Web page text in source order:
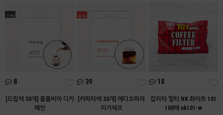
8
[드립백 30개] 콜롬비아 디카
페인
39
[커피티백 30개] 에디오피아
이가체프
18
칼리타 필터 NK 화이트 101
100매 nk101-w